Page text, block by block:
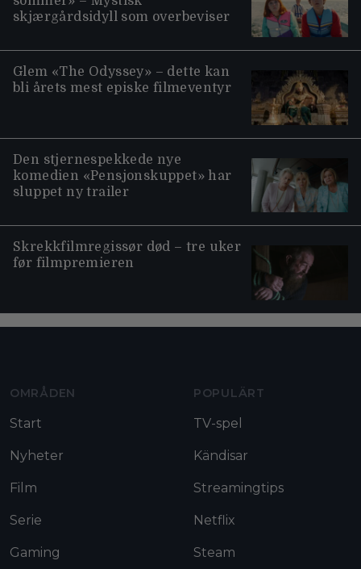
skjærgårdsidyll som overbeviser
Glem «The Odyssey» – dette kan
bli årets mest episke filmeventyr
Den stjernespekkede nye
komedien «Pensjonskuppet» har
sluppet ny trailer
Skrekkfilmregissør død – tre uker
før filmpremieren
OMRÅDEN
Start
Nyheter
Film
Serie
Gaming
POPULÄRT
TV-spel
Kändisar
Streamingtips
Netflix
Steam